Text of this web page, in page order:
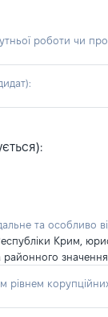
роботи чи
:
та особливо
Крим,
районного значення